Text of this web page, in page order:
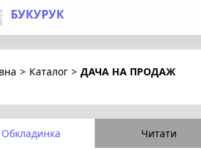
БУКУРУК
> Каталог > ДАЧА НА ПРОДАЖ
Обкладинка Читати